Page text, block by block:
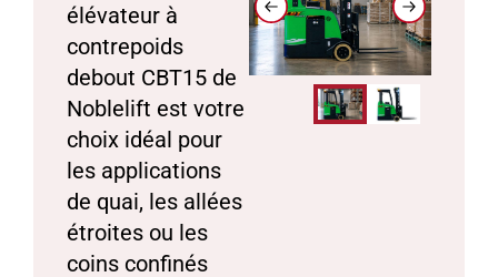
élévateur à
contrepoids
debout CBT15 de
Noblelift est votre
choix idéal pour
les applications
de quai, les allées
étroites ou les
coins confinés